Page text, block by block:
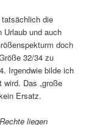
die
Urlaub und auch
doch
32/34 zu
Irgendwie bilde ich
Das „große
Ersatz.
liegen